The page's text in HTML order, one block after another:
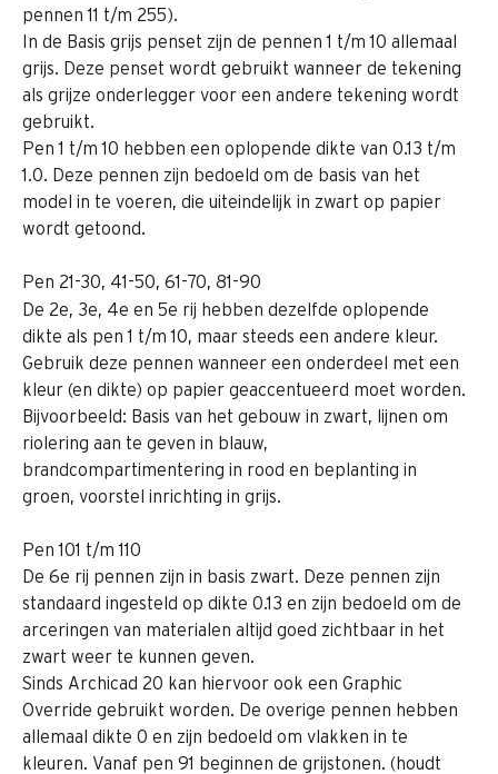
pennen 11 t/m 255).
In de Basis grijs penset zijn de pennen 1 t/m 10 allemaal
grijs. Deze penset wordt gebruikt wanneer de tekening
als grijze onderlegger voor een andere tekening wordt
gebruikt.
Pen 1 t/m 10 hebben een oplopende dikte van 0.13 t/m
1.0. Deze pennen zijn bedoeld om de basis van het
model in te voeren, die uiteindelijk in zwart op papier
wordt getoond.
Pen 21-30, 41-50, 61-70, 81-90
De 2e, 3e, 4e en 5e rij hebben dezelfde oplopende
dikte als pen 1 t/m 10, maar steeds een andere kleur.
Gebruik deze pennen wanneer een onderdeel met een
kleur (en dikte) op papier geaccentueerd moet worden.
Bijvoorbeeld: Basis van het gebouw in zwart, lijnen om
riolering aan te geven in blauw,
brandcompartimentering in rood en beplanting in
groen, voorstel inrichting in grijs.
Pen 101 t/m 110
De 6e rij pennen zijn in basis zwart. Deze pennen zijn
standaard ingesteld op dikte 0.13 en zijn bedoeld om de
arceringen van materialen altijd goed zichtbaar in het
zwart weer te kunnen geven.
Sinds Archicad 20 kan hiervoor ook een Graphic
Override gebruikt worden. De overige pennen hebben
allemaal dikte 0 en zijn bedoeld om vlakken in te
kleuren. Vanaf pen 91 beginnen de grijstonen. (houdt